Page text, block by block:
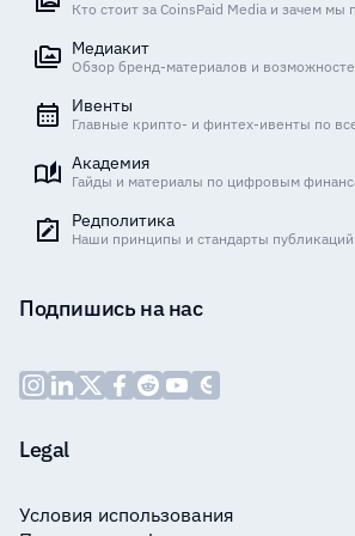
Кто стоит за CoinsPaid Media и зачем мы
Медиакит
Обзор бренд-материалов и
Ивенты
Главные крипто- и финтех-ивенты по
Академия
Гайды и материалы по цифровым
Редполитика
Наши принципы и стандарты публикаций
Подпишись на нас
Legal
Условия использования